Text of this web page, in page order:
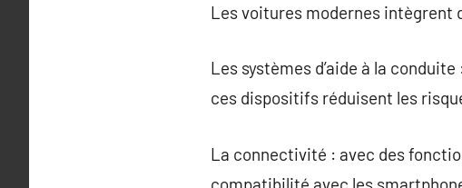
Les voitures modernes intègrent
Les systèmes d’aide à la
ces dispositifs réduisent les
La connectivité : avec des
compatibilité avec les